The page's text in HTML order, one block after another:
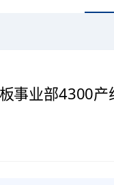
事业部4300